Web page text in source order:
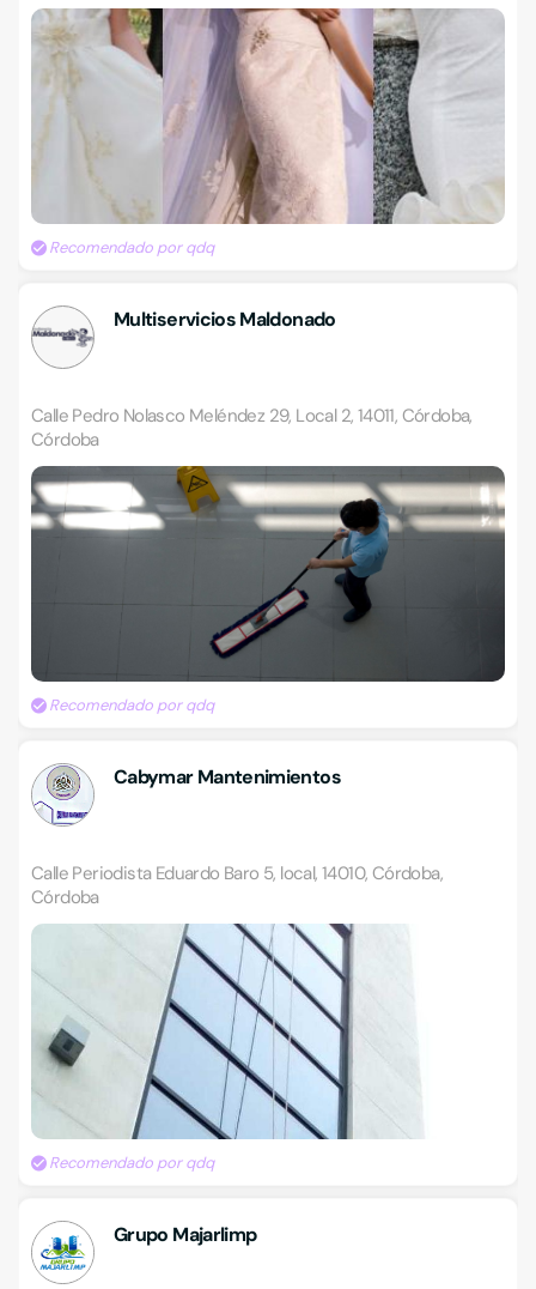
Recomendado por qdq
Multiservicios Maldonado
Calle Pedro Nolasco Meléndez 29, Local 2, 14011, Córdoba,
Córdoba
Recomendado por qdq
Cabymar Mantenimientos
Calle Periodista Eduardo Baro 5, local, 14010, Córdoba,
Córdoba
Recomendado por qdq
Grupo Majarlimp